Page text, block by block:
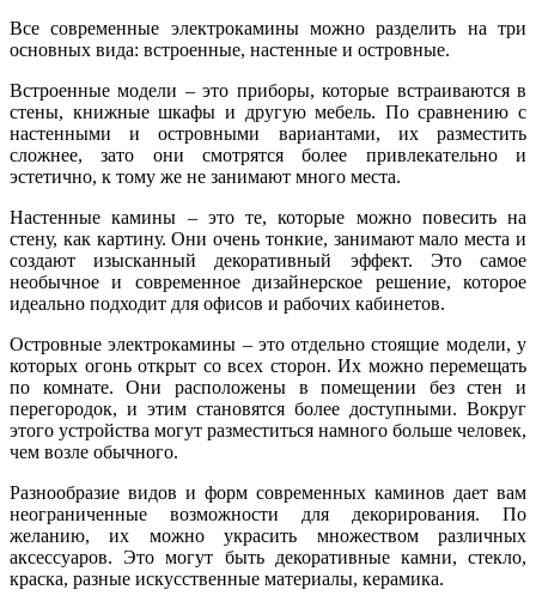
Все современные электрокамины можно разделить на три
основных вида: встроенные, настенные и островные.
Встроенные модели – это приборы, которые встраиваются в
стены, книжные шкафы и другую мебель. По сравнению с
настенными и островными вариантами, их разместить
сложнее, зато они смотрятся более привлекательно и
эстетично, к тому же не занимают много места.
Настенные камины – это те, которые можно повесить на
стену, как картину. Они очень тонкие, занимают мало места и
создают изысканный декоративный эффект. Это самое
необычное и современное дизайнерское решение, которое
идеально подходит для офисов и рабочих кабинетов.
Островные электрокамины – это отдельно стоящие модели, у
которых огонь открыт со всех сторон. Их можно перемещать
по комнате. Они расположены в помещении без стен и
перегородок, и этим становятся более доступными. Вокруг
этого устройства могут разместиться намного больше человек,
чем возле обычного.
Разнообразие видов и форм современных каминов дает вам
неограниченные возможности для декорирования. По
желанию, их можно украсить множеством различных
аксессуаров. Это могут быть декоративные камни, стекло,
краска, разные искусственные материалы, керамика.